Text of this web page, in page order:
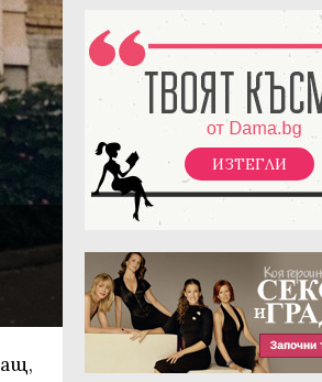
ИЗТЕГЛИ